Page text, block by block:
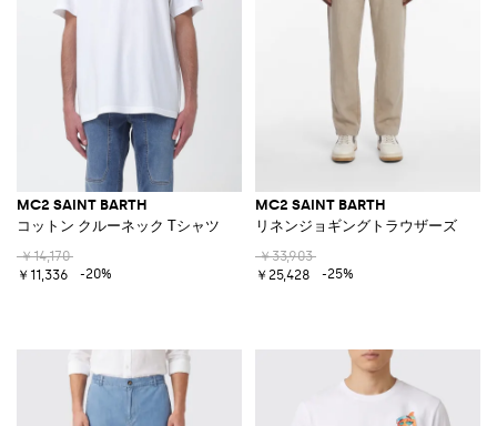
MC2 SAINT BARTH
コットン クルーネック Tシャツ
￥14,170
￥11,336
-20%
MC2 SAINT BARTH
リネンジョギングトラウザーズ
￥33,903
￥25,428
-25%